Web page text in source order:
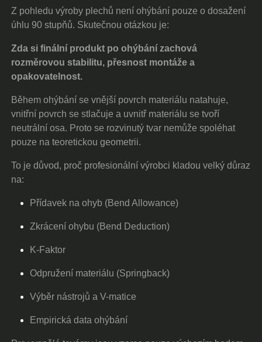
Z pohledu výroby plechů není ohýbání pouze o dosažení
úhlu 90 stupňů. Skutečnou otázkou je:
Zda si finální produkt po ohýbání zachová
rozměrovou stabilitu, přesnost montáže a
opakovatelnost.
Během ohýbání se vnější povrch materiálu natahuje,
vnitřní povrch se stlačuje a uvnitř materiálu se tvoří
neutrální osa. Proto se rozvinutý tvar nemůže spoléhat
pouze na teoretickou geometrii.
To je důvod, proč profesionální výrobci kladou velký důraz
na:
Přídavek na ohyb (Bend Allowance)
Zkrácení ohybu (Bend Deduction)
K-Faktor
Odpružení materiálu (Springback)
Výběr nástrojů a V-matice
Empirická data ohýbání